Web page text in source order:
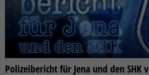
Polizeibericht für Jena und den SHK